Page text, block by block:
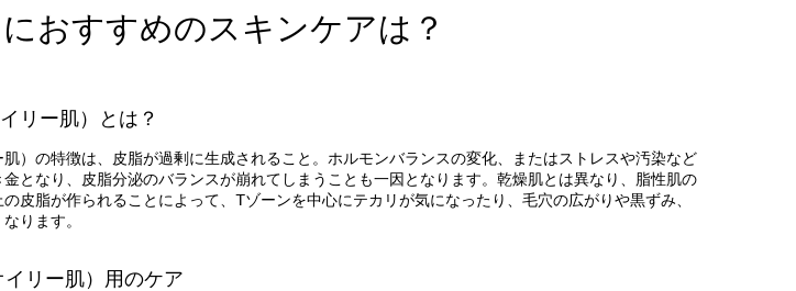
おすすめのスキンケアは？
リー肌）とは？
）の特徴は、皮脂が過剰に生成されること。ホルモンバランスの変化、またはストレスや汚染など
となり、皮脂分泌のバランスが崩れてしまうことも一因となります。乾燥肌とは異なり、脂性肌の
皮脂が作られることによって、Tゾーンを中心にテカリが気になったり、毛穴の広がりや黒ずみ、
ります。
リー肌）用のケア